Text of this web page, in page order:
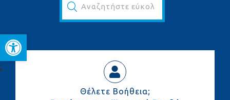
Ανοίξτε τη γραμμή
Αναζητήστε εύκολα και γρήγορα...
Θέλετε Βοήθεια;